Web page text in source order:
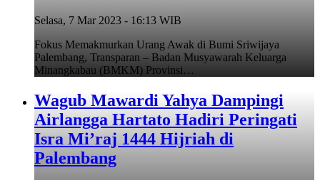
Selasa, 7 Mar 2023 - 16:13 WIB
Fokus Memakmurkan Urang Awak di Bumi Sriwijaya
Palembang, Transparan – Badan Musyawarah Keluarga
Minangkabau (BMKM) Provinsi…
Wagub Mawardi Yahya Dampingi
Airlangga Hartato Hadiri Peringati
Isra Mi’raj 1444 Hijriah di
Palembang